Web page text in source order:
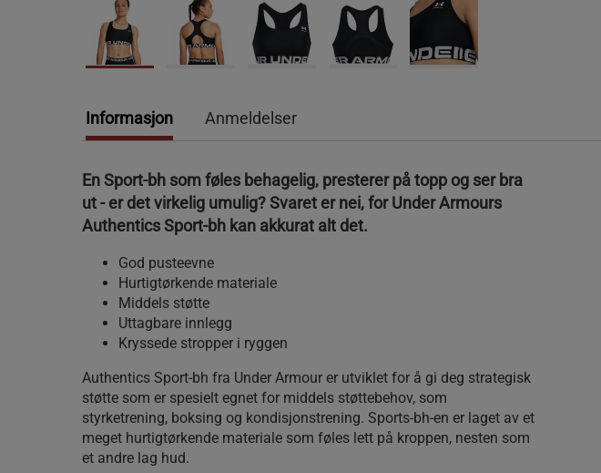
Informasjon Anmeldelser
En Sport-bh som føles behagelig, presterer på topp og ser bra
ut - er det virkelig umulig? Svaret er nei, for Under Armours
Authentics Sport-bh kan akkurat alt det.
God pusteevne
Hurtigtørkende materiale
Middels støtte
Uttagbare innlegg
Kryssede stropper i ryggen
Authentics Sport-bh fra Under Armour er utviklet for å gi deg strategisk
støtte som er spesielt egnet for middels støttebehov, som
styrketrening, boksing og kondisjonstrening. Sports-bh-en er laget av et
meget hurtigtørkende materiale som føles lett på kroppen, nesten som
et andre lag hud.